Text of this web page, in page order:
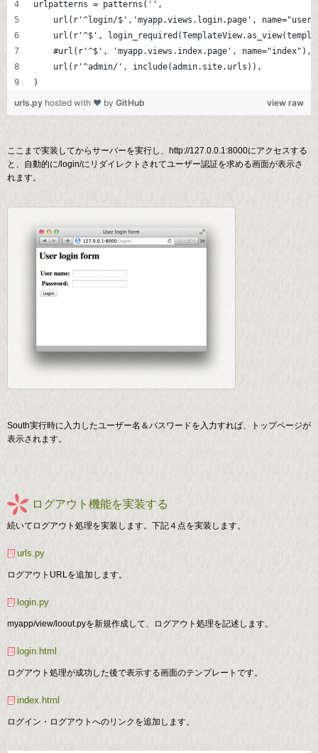
urlpatterns = patterns('',
url(r'^login/$','myapp.views.login.page',
url(r'^$',
    #url(r'^$', 'myapp.views.index.page', name="index"),
    url(r'^admin/', include(admin.site.urls)),
)
view raw
urls.py hosted with ❤ by GitHub
ここまで実装してからサーバーを実行し、http://127.0.0.1:8000にアクセスする
と、自動的に/login/にリダイレクトされてユーザー認証を求める画面が表示さ
れます。
South実行時に入力したユーザー名＆パスワードを入力すれば、トップページが
表示されます。
ログアウト機能を実装する
続いてログアウト処理を実装します。下記４点を実装します。
urls.py
ログアウトURLを追加します。
login.py
myapp/view/loout.pyを新規作成して、ログアウト処理を記述します。
login.html
ログアウト処理が成功した後で表示する画面のテンプレートです。
index.html
ログイン・ログアウトへのリンクを追加します。